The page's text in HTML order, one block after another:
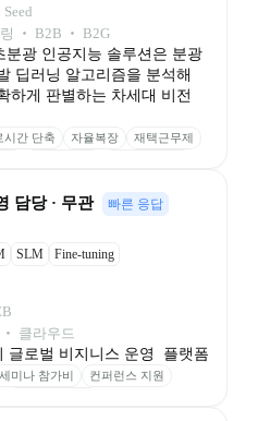
Seed
‧ B2B ‧ B2G
분광 인공지능 솔루션은 분광
딥러닝 알고리즘을 분석해
하게 판별하는 차세대 비전
시간 단축 자율복장
재택근무제
담당 · 무관
빠른 응답
SLM Fine-tuning
클라우드
글로벌 비지니스 운영  플랫폼
세미나 참가비
컨퍼런스 지원